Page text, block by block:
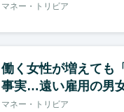
マネー・トリビア
働く女性が増えても
事実…遠い雇用の男
マネー・トリビア